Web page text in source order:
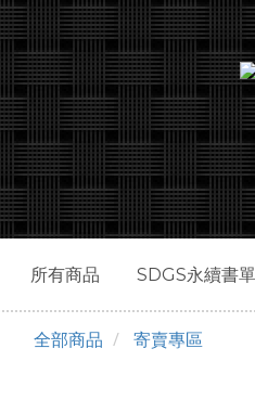
所有商品 SDGS永續書單
全部商品 寄賣專區